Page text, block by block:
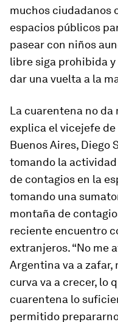
muchos ciudadanos
espacios públicos
pasear con niños
libre siga prohibida
dar una vuelta a la
La cuarentena no da
explica el vicejefe
Buenos Aires, Diego
tomando la
de contagios en la
tomando una
montaña de
reciente encuentro
extranjeros. “No me
Argentina va a zafar,
curva va a crecer, lo
cuarentena lo
permitido